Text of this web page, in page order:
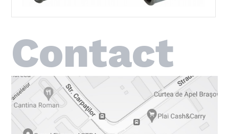
Contact